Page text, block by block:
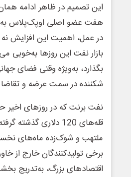
این تصمیم در ظاهر ادامه
هفت عضو اصلی اوپک‌پلاس
در عمل، اهمیت این افزایش
بازار نفت این روزها به‌خوبی
بگذارد، به‌ویژه وقتی فضای
شکننده در سمت عرضه و
قله‌های 120 دلاری
ملتهب و شوک‌زده ماه‌های
برخی تولیدکنندگان خارج از
اقتصادهای بزرگ، به‌تدریج